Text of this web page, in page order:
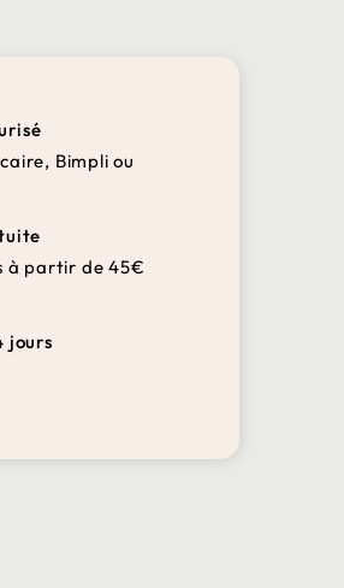
Bimpli ou
à partir de 45€
jours